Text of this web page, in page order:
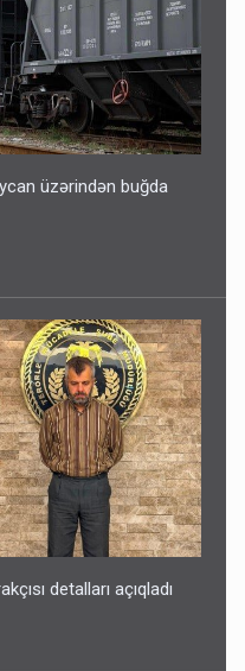
üzərindən buğda
detalları açıqladı